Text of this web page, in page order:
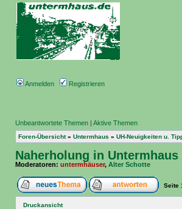
Anmelden Registrieren
Unbeantwortete Themen | Aktive Themen
Foren-Übersicht» Untermhaus » UH-Neuigkeiten u.
Naherholung in
Moderatoren: untermhäuser, Alter Schotte
Seite
Druckansicht